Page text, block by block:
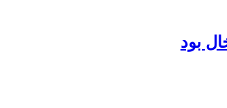
بود